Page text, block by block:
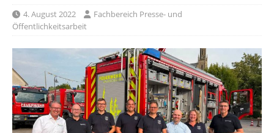
4. August 2022
Fachbereich Presse- und
Öffentlichkeitsarbeit